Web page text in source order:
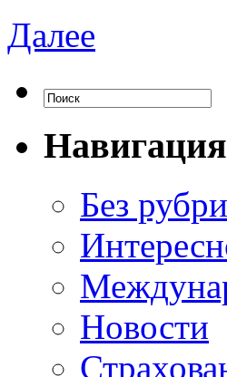
Далее
Навигация
Без
Новости